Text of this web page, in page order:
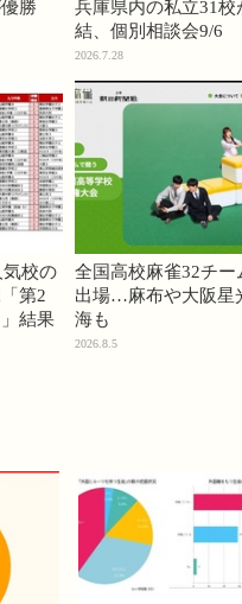
勝
兵庫県内の私立31校
結、個別相談会9/6
2026.7.28
気校の
第2
結果
全国高校麻雀32チー
出場…麻布や大阪星
海も
2026.8.5